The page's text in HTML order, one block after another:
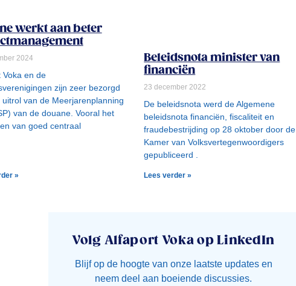
werkt aan beter
2024
Voka en de
zijn zeer bezorgd
uitrol van de Meerjarenplanning
van de douane. Vooral het
van goed centraal
»
Beleidsnota minister van
financiën
23 december 2022
De beleidsnota werd de Algemene
beleidsnota financiën, fiscaliteit en
fraudebestrijding op 28 oktober door de
Kamer van Volksvertegenwoordigers
gepubliceerd .
Lees verder »
Volg Alfaport Voka op LinkedIn
Blijf op de hoogte van onze laatste updates en
neem deel aan boeiende discussies.